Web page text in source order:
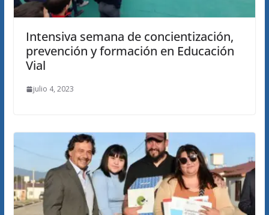
Intensiva semana de concientización,
prevención y formación en Educación
Vial
julio 4, 2023